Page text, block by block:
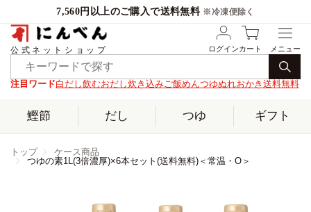
7,560円以上のご購入で送料無料 ※冷凍便除く
公式ネットショップ ログインカート
注目ワード白だし飲むおだし炊き込みご飯めんつゆぬれおかき 送料無料
鰹節 だし つゆ ギフト
トップ
ケース商品
つゆの素1L(3倍濃厚)×6本セット(送料無料)＜常温・O＞